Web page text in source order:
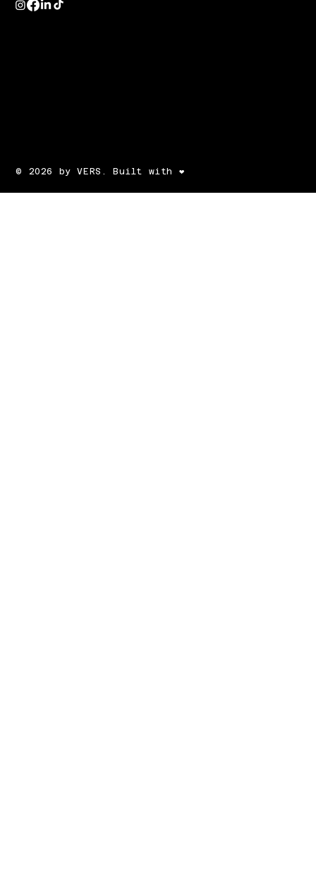
© 2026 by VERS. Built with ❤️